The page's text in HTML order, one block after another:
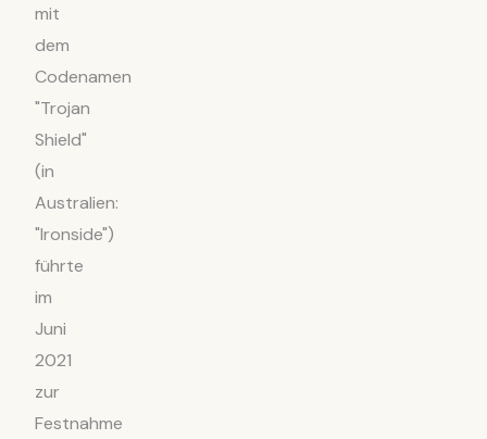
mit
dem
Codenamen
"Trojan
Shield"
(in
Australien:
"Ironside")
führte
im
Juni
2021
zur
Festnahme